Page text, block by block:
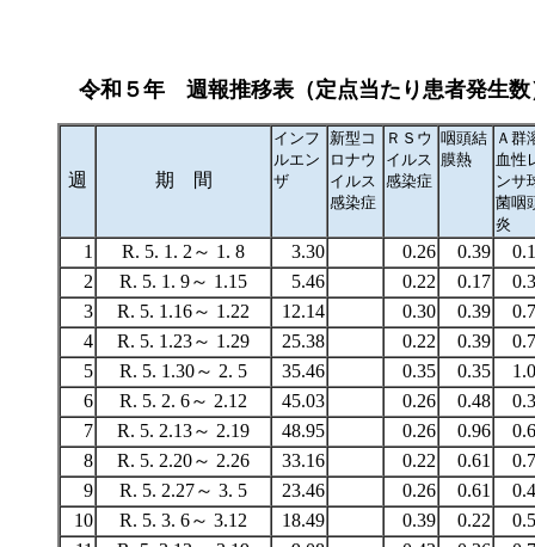
令和５年 週報推移表（定点当たり患者発生数
週 期 間
インフ
ルエン
ザ
新型コ
ロナウ
イルス
感染症
ＲＳウ
イルス
感染症
咽頭結
膜熱
Ａ群
血性
ンサ
菌咽
炎
1 R. 5. 1. 2～ 1. 8 3.30 0.26 0.39
2
R. 5. 1. 9～ 1.15 5.46 0.22 0.17
3
R. 5. 1.16～ 1.22 12.14 0.30 0.39
4
R. 5. 1.23～ 1.29 25.38 0.22 0.39
5
R. 5. 1.30～ 2. 5 35.46 0.35 0.35
6
R. 5. 2. 6～ 2.12 45.03 0.26 0.48
7
R. 5. 2.13～ 2.19 48.95 0.26 0.96
8
R. 5. 2.20～ 2.26 33.16 0.22 0.61
9
R. 5. 2.27～ 3. 5 23.46 0.26 0.61
10
R. 5. 3. 6～ 3.12 18.49 0.39 0.22